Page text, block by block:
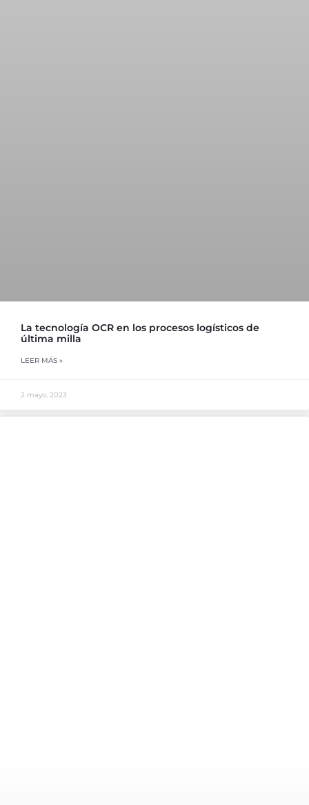
La tecnología OCR en los procesos logísticos de
última milla
LEER MÁS »
2 mayo, 2023